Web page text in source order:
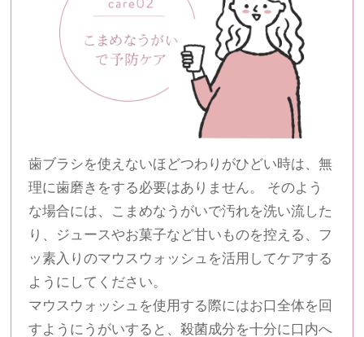
歯ブラシを使えないほどつわりがひどい時は、無
理に歯磨きをする必要はありません。 そのよう
な場合には、こまめなうがいで汚れを洗い流した
り、ジュースやお菓子など甘いものを控える、フ
ッ素入りのマウスウォッシュを活用してケアする
ようにしてください。
マウスウォッシュを使用する際にはお口全体を回
すようにうがいすると、殺菌成分を十分に口内へ